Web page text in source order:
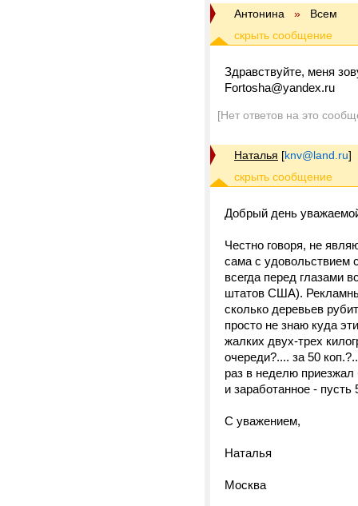
Антонина » Всем
Здравствуйте, меня
Fortosha@yandex.ru
[Нет ответов на это
Наталья [knv@land.ru]
Добрый день
Честно говоря, не
сама с удовольствием
всегда перед глазами
штатов США).
сколько деревьев
просто не знаю куда
жалких двух-трех
очереди?.... за 50
раз в неделю
и заработанное -
С уважением,
Наталья
Москва